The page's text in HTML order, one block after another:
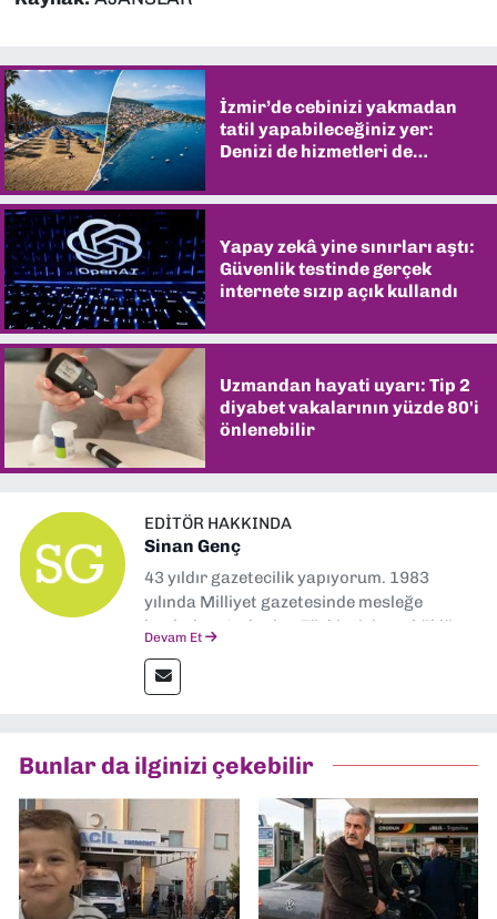
İzmir’de cebinizi yakmadan
tatil yapabileceğiniz yer:
Denizi de hizmetleri de
Yapay zekâ yine sınırları aştı:
Güvenlik testinde gerçek
internete sızıp açık kullandı
Uzmandan hayati uyarı: Tip 2
diyabet vakalarının yüzde 80'i
önlenebilir
EDITÖR HAKKINDA
Sinan Genç
43 yıldır gazetecilik yapıyorum. 1983
yılında Milliyet gazetesinde mesleğe
başladım. Ardından Türkiye’nin en köklü
muhabir, editör, müdür yardımcısı ve spor
müdürü olarak görev yaptım. Ayrıca Yeni
Gazetesi'nde editörlük yapıyorum
Devam Et
Bunlar da ilginizi çekebilir